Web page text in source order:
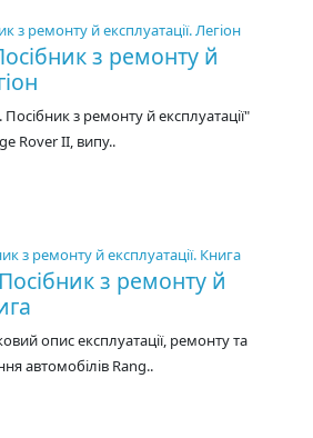
з ремонту й
з ремонту й експлуатації"
Rover II, випу..
з ремонту й
опис експлуатації, ремонту та
автомобілів Rang..